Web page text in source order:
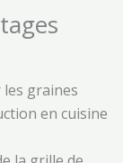
graines
en cuisine